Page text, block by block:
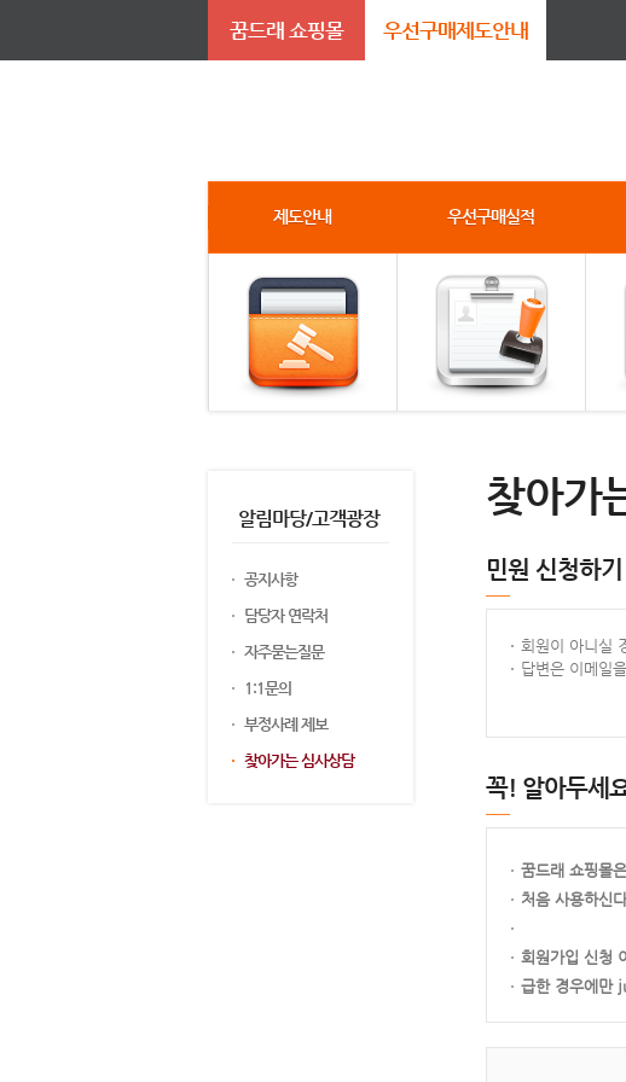
꿈드래 쇼핑몰 우선구매제도안내
제도안내 우선구매실적
알림마당/고객광장
공지사항
담당자 연락처
자주묻는질문
1:1문의
부정사례 제보
찾아가는 심사상담
찾아가
민원 신청하기
회원이 아니실
답변은 이메일
꼭! 알아두세
꿈드래 쇼핑몰
처음 사용하신
회원가입 신청
급한 경우에만